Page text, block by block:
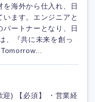
を海外から仕入れ、日
ます。エンジニアと
ートナーとなり、日
、『共に未来を創っ
) 【必須】 ・営業経